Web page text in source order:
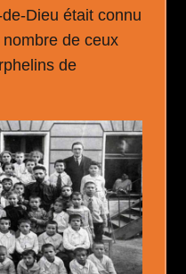
Dieu était connu
de ceux
de